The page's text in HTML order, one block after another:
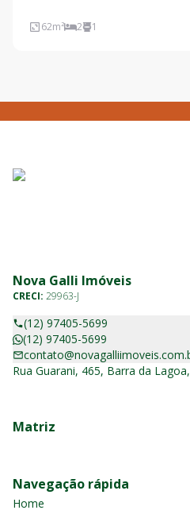
dormitórios com ar-
de estar e jantar integradas,
62m² 2 1
Nova Galli Imóveis
CRECI: 29963-J
(12) 97405-5699
(12) 97405-5699
Rua Guarani, 465, Barra da
Matriz
Navegação rápida
Home